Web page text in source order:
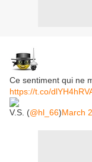
Ce sentiment qui ne
https://t.co/
V.S. (@hl_66)March